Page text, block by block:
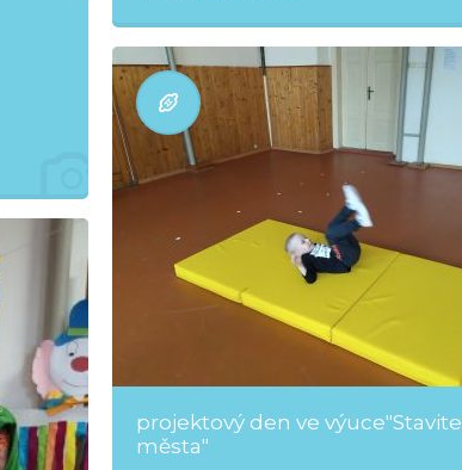
projektový den ve výuce"Stavitel
města"